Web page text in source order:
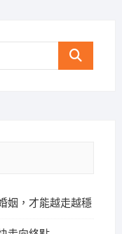
Search
姻，才能越走越穩